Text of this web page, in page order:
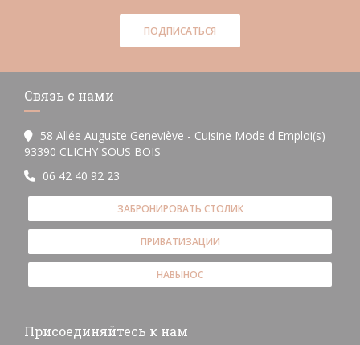
ПОДПИСАТЬСЯ
Связь с нами
58 Allée Auguste Geneviève - Cuisine Mode d'Emploi(s)
93390 CLICHY SOUS BOIS
06 42 40 92 23
ЗАБРОНИРОВАТЬ СТОЛИК
ПРИВАТИЗАЦИИ
НАВЫНОС
Присоединяйтесь к нам